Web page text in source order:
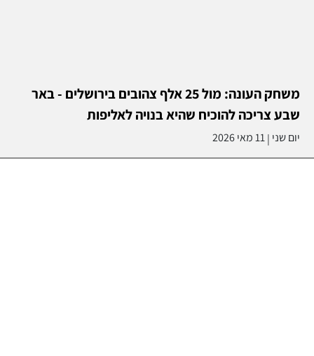
משחק העונה: מול 25 אלף צהובים בירושלים - באר
שבע צריכה להוכיח שהיא בנויה לאליפות
יום שני |11 מאי 2026